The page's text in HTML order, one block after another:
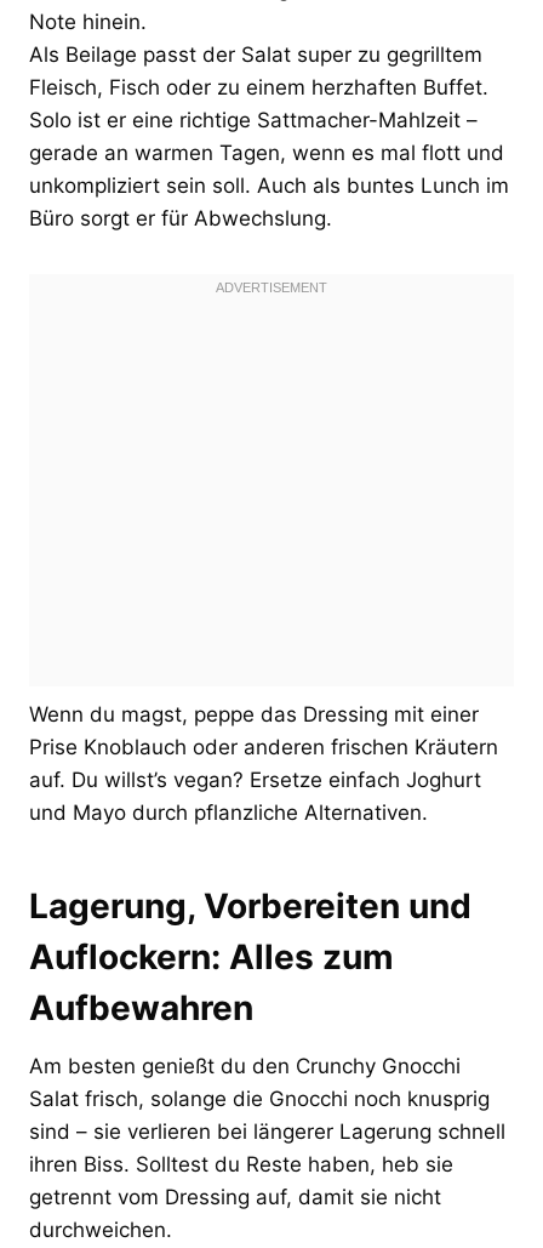
Note hinein.
Als Beilage passt der Salat super zu gegrilltem
Fleisch, Fisch oder zu einem herzhaften Buffet.
Solo ist er eine richtige Sattmacher-Mahlzeit –
gerade an warmen Tagen, wenn es mal flott und
unkompliziert sein soll. Auch als buntes Lunch im
Büro sorgt er für Abwechslung.
Wenn du magst, peppe das Dressing mit einer
Prise Knoblauch oder anderen frischen Kräutern
auf. Du willst’s vegan? Ersetze einfach Joghurt
und Mayo durch pflanzliche Alternativen.
Lagerung, Vorbereiten und
Auflockern: Alles zum
Aufbewahren
Am besten genießt du den Crunchy Gnocchi
Salat frisch, solange die Gnocchi noch knusprig
sind – sie verlieren bei längerer Lagerung schnell
ihren Biss. Solltest du Reste haben, heb sie
getrennt vom Dressing auf, damit sie nicht
durchweichen.